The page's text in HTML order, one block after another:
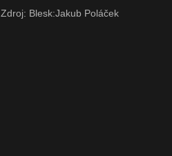
Zdroj: Blesk:Jakub Poláček